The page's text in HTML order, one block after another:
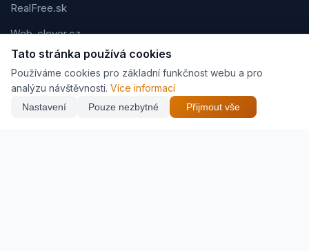
RealFree.sk
Web-clever.cz
Kvízov.cz
Karavaning.net
CVčko.eu
Tato stránka používá cookies
Používáme cookies pro základní funkčnost webu a pro
analýzu návštěvnosti. Více informací
Nastavení Pouze nezbytné Přijmout vše